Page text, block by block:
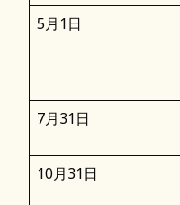
5月1日
7月31日
10月31日